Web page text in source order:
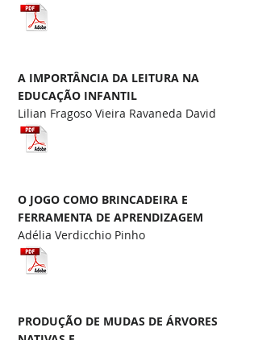
Lilian Fragoso Vieira Ravaneda David
A IMPORTÂNCIA DA LEITURA NA
EDUCAÇÃO INFANTIL
Adélia Verdicchio Pinho
O JOGO COMO BRINCADEIRA E
FERRAMENTA DE APRENDIZAGEM
PRODUÇÃO DE MUDAS DE ÁRVORES